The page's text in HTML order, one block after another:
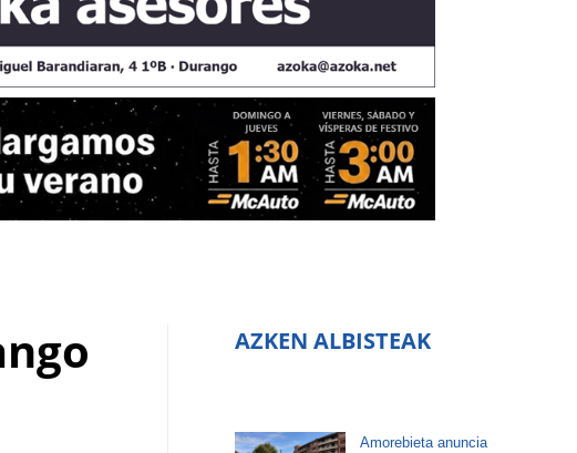
AZKEN ALBISTEAK
Amorebieta anuncia